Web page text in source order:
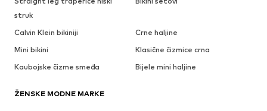
struk
Calvin Klein bikiniji
Crne haljine
Mini bikini
Klasične čizmice crna
Kaubojske čizme smeđa
Bijele mini haljine
ŽENSKE MODNE MARKE